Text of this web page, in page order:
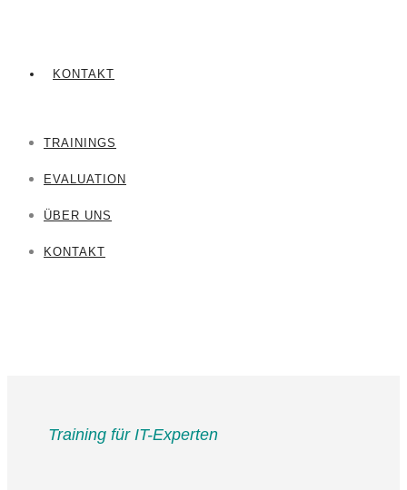
KONTAKT
TRAININGS
EVALUATION
ÜBER UNS
KONTAKT
Training für IT-Experten